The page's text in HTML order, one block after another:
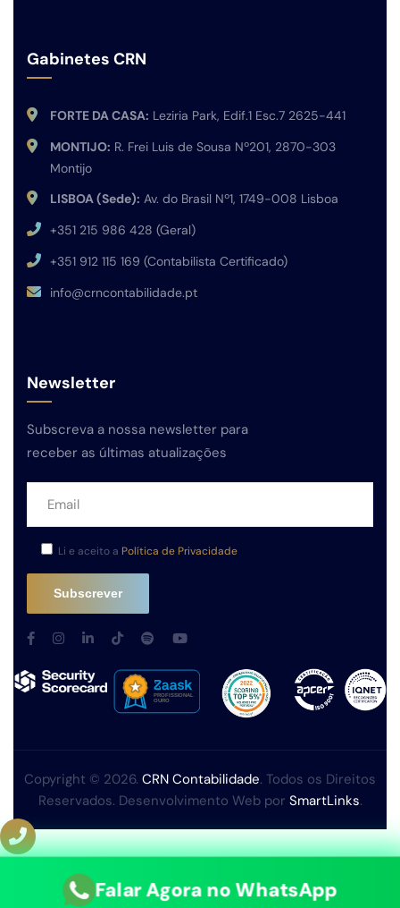
Gabinetes CRN
FORTE DA CASA: Leziria Park, Edif.1 Esc.7 2625-441
MONTIJO: R. Frei Luis de Sousa Nº201, 2870-303
Montijo
LISBOA (Sede): Av. do Brasil Nº1, 1749-008 Lisboa
+351 215 986 428 (Geral)
+351 912 115 169 (Contabilista Certificado)
info@crncontabilidade.pt
Newsletter
Subscreva a nossa newsletter para
receber as últimas atualizações
Li e aceito a Política de Privacidade
Copyright © 2026. CRN Contabilidade. Todos os Direitos
Reservados. Desenvolvimento Web por SmartLinks.
Falar Agora no WhatsApp